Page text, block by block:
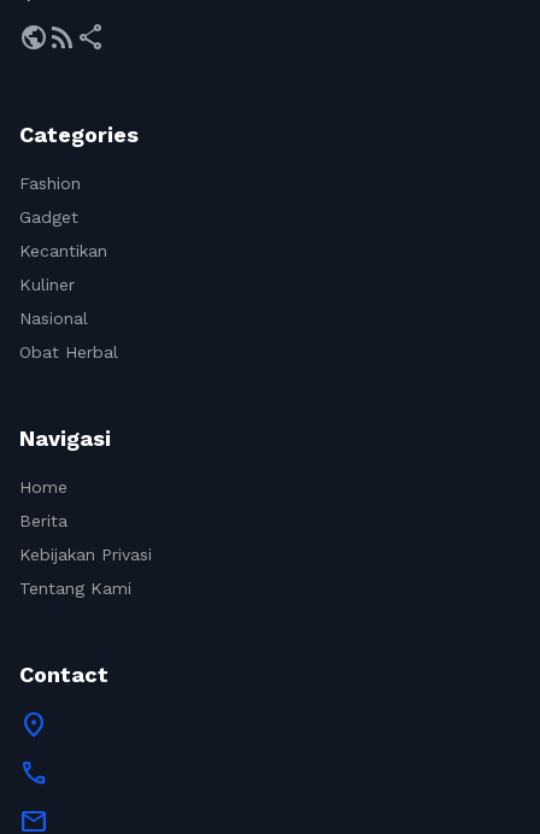
publicrss_feed share
Categories
Fashion
Gadget
Kecantikan
Kuliner
Nasional
Obat Herbal
Navigasi
Home
Berita
Kebijakan Privasi
Tentang Kami
Contact
location_on
call
mail